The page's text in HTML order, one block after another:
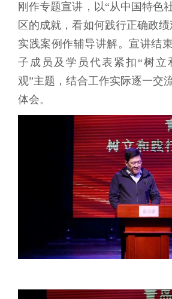
刚作专题宣讲，以“从中国特色
区的成就，看如何践行正确政
实践案例作辅导讲解。宣讲结
子成员及学员代表紧扣“树立
观”主题，结合工作实际逐一交
体会。